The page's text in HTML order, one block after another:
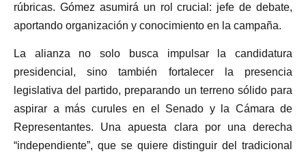
rúbricas. Gómez asumirá un rol crucial: jefe de debate,
aportando organización y conocimiento en la campaña.
La alianza no solo busca impulsar la candidatura
presidencial, sino también fortalecer la presencia
legislativa del partido, preparando un terreno sólido para
aspirar a más curules en el Senado y la Cámara de
Representantes. Una apuesta clara por una derecha
“independiente”, que se quiere distinguir del tradicional